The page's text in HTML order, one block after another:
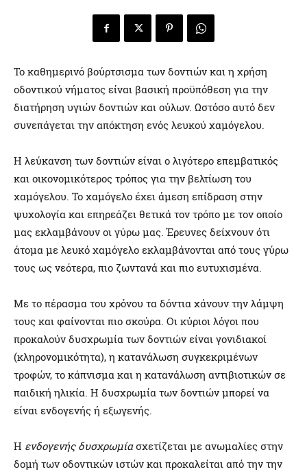
Το καθημερινό βούρτσισμα των δοντιών και η χρήση
οδοντικού νήματος είναι βασική προϋπόθεση για την
διατήρηση υγιών δοντιών και ούλων. Ωστόσο αυτό δεν
συνεπάγεται την απόκτηση ενός λευκού χαμόγελου.
Η λεύκανση των δοντιών είναι ο λιγότερο επεμβατικός
και οικονομικότερος τρόπος για την βελτίωση του
χαμόγελου. Το χαμόγελο έχει άμεση επίδραση στην
ψυχολογία και επηρεάζει θετικά τον τρόπο με τον οποίο
μας εκλαμβάνουν οι γύρω μας. Έρευνες δείχνουν ότι
άτομα με λευκό χαμόγελο εκλαμβάνονται από τους γύρω
τους ως νεότερα, πιο ζωντανά και πιο ευτυχισμένα.
Με το πέρασμα του χρόνου τα δόντια χάνουν την λάμψη
τους και φαίνονται πιο σκούρα. Οι κύριοι λόγοι που
προκαλούν δυσχρωμία των δοντιών είναι γονιδιακοί
(κληρονομικότητα), η κατανάλωση συγκεκριμένων
τροφών, το κάπνισμα και η κατανάλωση αντιβιοτικών σε
παιδική ηλικία. Η δυσχρωμία των δοντιών μπορεί να
είναι ενδογενής ή εξωγενής.
Η ενδογενής δυσχρωμίασχετίζεται με ανωμαλίες στην
δομή των οδοντικών ιστών και προκαλείται από την την